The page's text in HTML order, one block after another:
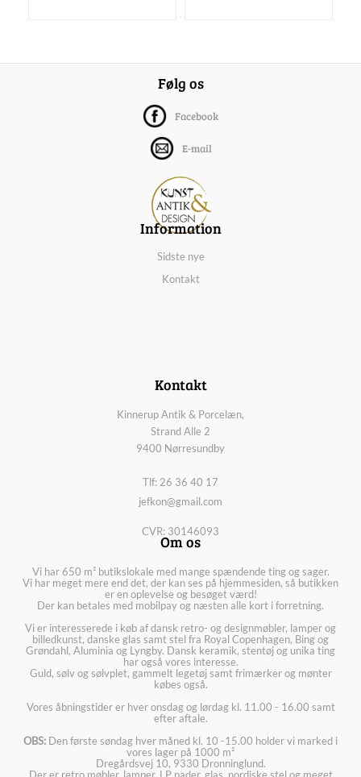
Følg os
Facebook
E-mail
Information
Sidste nye
Kontakt
Kontakt
Kinnerup Antik & Porcelæn,
Strand Alle 2
9400 Nørresundby
Tlf: 26 36 40 17
jefkon@gmail.com
CVR: 30146093
Om os
Vi har 650 m² butikslokale med mange spændende ting og sager.
Vi har meget mere end det, der kan ses på hjemmesiden, så butikken
er en oplevelse og besøget værd!
Der kan betales med mobilpay og næsten alle kort i forretning.
Vi er interesserede i køb af dansk retro- og designmøbler, lamper og
billedkunst, danske glas samt stel fra Royal Copenhagen, Bing og
Grøndahl, Aluminia og Lyngby. Dansk keramik, stentøj og unika ting
har også vores interesse.
Guld, sølv og sølvplet, gammelt legetøj samt frimærker og mønter
købes også.
Vores åbningstider er hver onsdag og lørdag kl. 11.00 - 16.00 samt
efter aftale.
OBS: Den første søndag hver måned kl. 10 -15.00 holder vi marked i
vores lager på 1000 m²
Dregårdsvej 10, 9330 Dronninglund.